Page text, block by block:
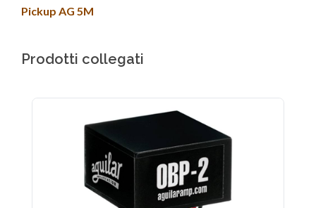
Pickup AG 5M
Prodotti collegati